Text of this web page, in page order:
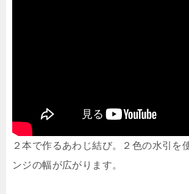
２本で作るあわじ結び。２色の水引を
ンジの幅が広がります。